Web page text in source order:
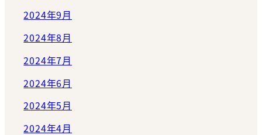
2024年9月
2024年8月
2024年7月
2024年6月
2024年5月
2024年4月